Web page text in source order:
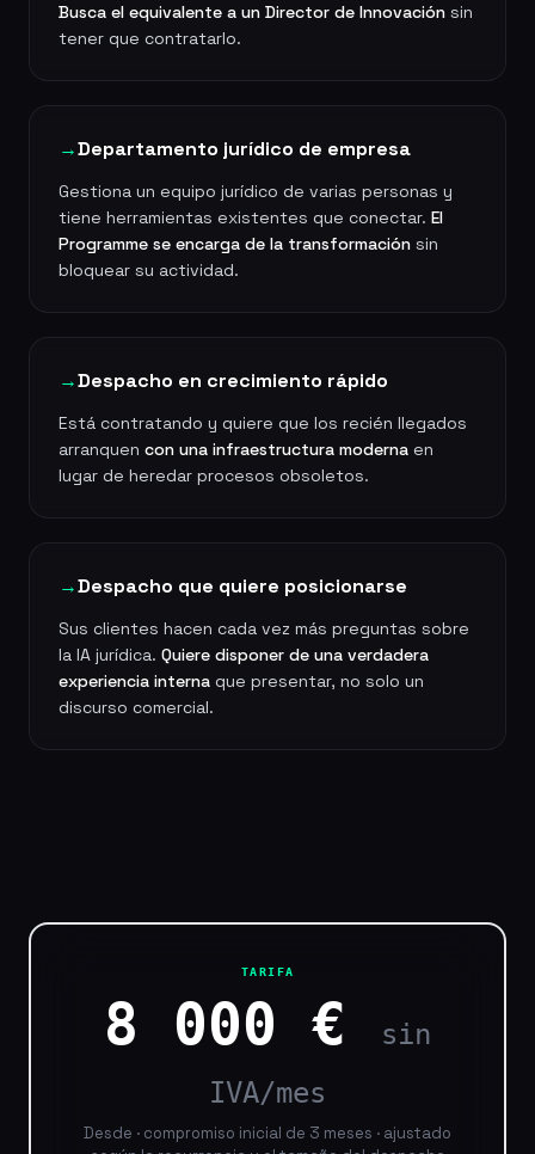
Busca el equivalente a un Director de Innovación sin
tener que contratarlo.
→Departamento jurídico de empresa
Gestiona un equipo jurídico de varias personas y
tiene herramientas existentes que conectar. El
Programme se encarga de la transformación sin
bloquear su actividad.
→Despacho en crecimiento rápido
Está contratando y quiere que los recién llegados
arranquen con una infraestructura moderna en
lugar de heredar procesos obsoletos.
→Despacho que quiere posicionarse
Sus clientes hacen cada vez más preguntas sobre
la IA jurídica. Quiere disponer de una verdadera
experiencia interna que presentar, no solo un
discurso comercial.
TARIFA
8 000 €
sin
IVA/mes
Desde · compromiso inicial de 3 meses · ajustado